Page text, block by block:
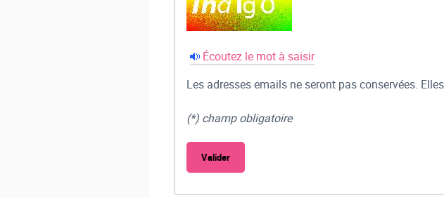
Écoutez le mot à saisir
Les adresses emails ne seront pas conservées.
(*) champ obligatoire